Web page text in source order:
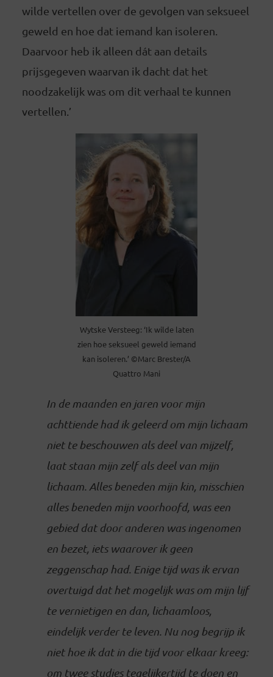
wilde vertellen over de gevolgen van seksueel
geweld en hoe dat iemand kan isoleren.
Daarvoor heb ik alleen dát aan details
prijsgegeven waarvan ik dacht dat het
noodzakelijk was om dit verhaal te kunnen
vertellen.’
Wytske Versteeg: ‘Ik wilde laten
zien hoe seksueel geweld iemand
kan isoleren.’ ©Marc Brester/A
Quattro Mani
In de maanden en jaren voor mijn
achttiende had ik geleerd om mijn lichaam
niet te beschouwen als deel van mijzelf,
laat staan mijn zelf als deel van mijn
lichaam. Alles beneden mijn kin, misschien
alles beneden mijn voorhoofd, was een
gebied dat door anderen was ingenomen
en bezet, iets waarover ik geen
zeggenschap had. Enige tijd was ik ervan
overtuigd dat het mogelijk was om mijn lijf
te vernietigen en dan, lichaamloos,
eindelijk verder te leven. Nu nog begrijp ik
niet hoe ik dat in die tijd voor elkaar kreeg:
om twee studies tegelijkertijd te doen en